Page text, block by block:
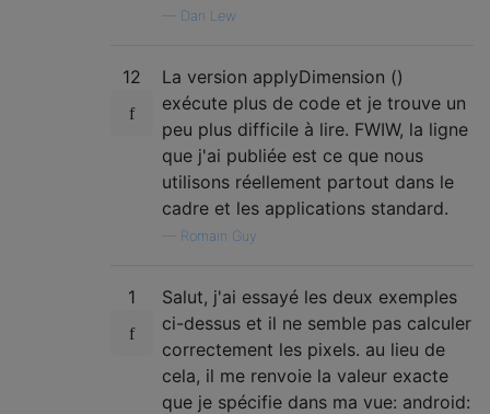
Dan Lew
12
La version applyDimension ()
exécute plus de code et je trouve un
peu plus difficile à lire. FWIW, la ligne
que j'ai publiée est ce que nous
utilisons réellement partout dans le
cadre et les applications standard.
Romain Guy
1
Salut, j'ai essayé les deux exemples
ci-dessus et il ne semble pas calculer
correctement les pixels. au lieu de
cela, il me renvoie la valeur exacte
que je spécifie dans ma vue: android: